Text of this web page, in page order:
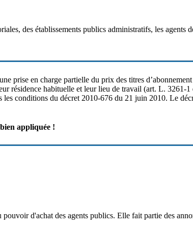
des établissements publics administratifs, les
prise en charge partielle du prix des titres
résidence habituelle et leur lieu de travail (art. L.
les conditions du décret 2010-676 du 21 juin 2010. Le
appliquée !
d'achat des agents publics. Elle fait partie des